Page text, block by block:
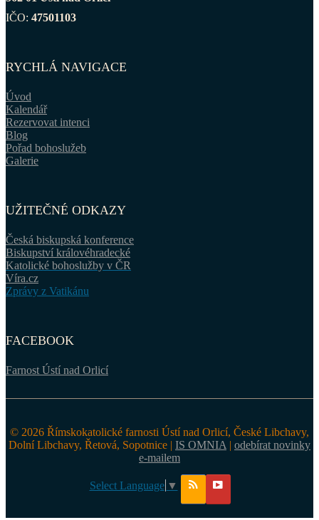
IČO: 47501103
RYCHLÁ NAVIGACE
Úvod
Kalendář
Rezervovat intenci
Blog
Pořad bohoslužeb
Galerie
UŽITEČNÉ ODKAZY
Česká biskupská konference
Biskupství královéhradecké
Katolické bohoslužby v ČR
Víra.cz
Zprávy z Vatikánu
FACEBOOK
Farnost Ústí nad Orlicí
© 2026 Římskokatolické farnosti Ústí nad Orlicí, České Libchavy,
Dolní Libchavy, Řetová, Sopotnice | IS OMNIA | odebírat novinky
e-mailem
Select Language ▼